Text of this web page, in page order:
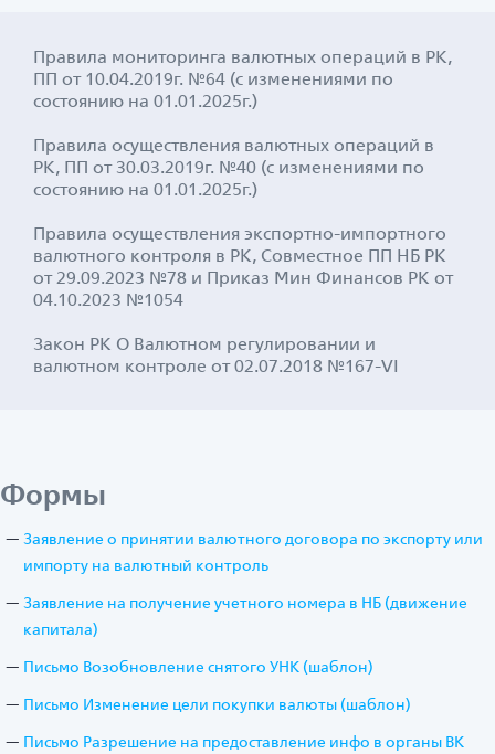
Правила мониторинга валютных операций в РК,
ПП от 10.04.2019г. №64 (с изменениями по
состоянию на 01.01.2025г.)
Правила осуществления валютных операций в
РК, ПП от 30.03.2019г. №40 (с изменениями по
состоянию на 01.01.2025г.)
Правила осуществления экспортно-импортного
валютного контроля в РК, Совместное ПП НБ РК
от 29.09.2023 №78 и Приказ Мин Финансов РК от
04.10.2023 №1054
Закон РК О Валютном регулировании и
валютном контроле от 02.07.2018 №167-VI
Формы
Заявление о принятии валютного договора по экспорту или
импорту на валютный контроль
Заявление на получение учетного номера в НБ (движение
капитала)
Письмо Возобновление снятого УНК (шаблон)
Письмо Изменение цели покупки валюты (шаблон)
Письмо Разрешение на предоставление инфо в органы ВК